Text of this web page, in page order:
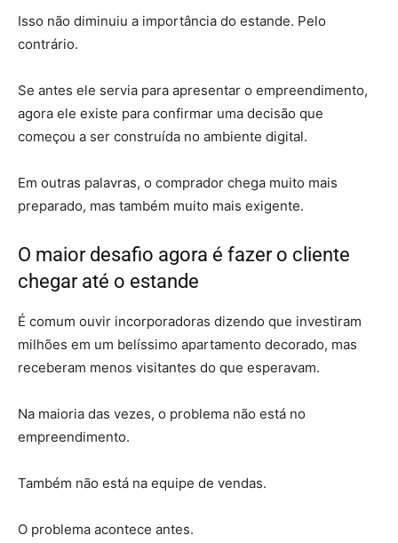
Isso não diminuiu a importância do estande. Pelo
contrário.
Se antes ele servia para apresentar o empreendimento,
agora ele existe para confirmar uma decisão que
começou a ser construída no ambiente digital.
Em outras palavras, o comprador chega muito mais
preparado, mas também muito mais exigente.
O maior desafio agora é fazer o cliente
chegar até o estande
É comum ouvir incorporadoras dizendo que investiram
milhões em um belíssimo apartamento decorado, mas
receberam menos visitantes do que esperavam.
Na maioria das vezes, o problema não está no
empreendimento.
Também não está na equipe de vendas.
O problema acontece antes.